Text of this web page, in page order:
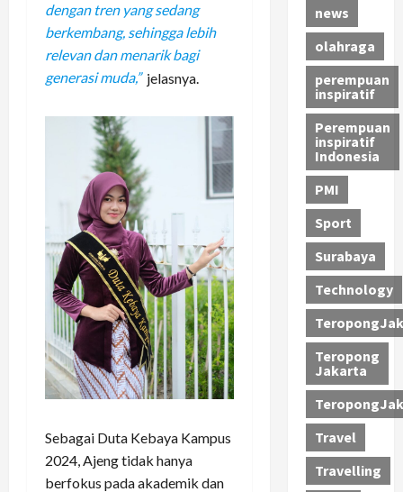
dengan tren yang sedang
berkembang, sehingga lebih
relevan dan menarik bagi
generasi muda,” jelasnya.
Sebagai Duta Kebaya Kampus
2024, Ajeng tidak hanya
berfokus pada akademik dan
news
olahraga
perempuan
inspiratif
Perempuan
inspiratif
Indonesia
PMI
Sport
Surabaya
Technology
Teropong
Jakarta
Travel
Travelling